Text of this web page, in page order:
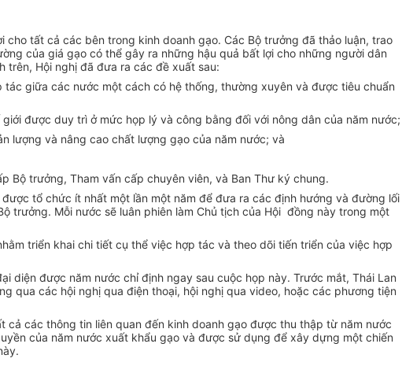
tất cả các bên trong kinh doanh gạo. Các Bộ trưởng đã thảo luận, trao
của giá gạo có thể gây ra những hậu quả bất lợi cho những người dân
Hội nghị đã đưa ra các đề xuất sau:
giữa các nước một cách có hệ thống, thường xuyên và được tiêu chuẩn
được duy trì ở mức họp lý và công bằng đối với nông dân của năm nước;
lượng và nâng cao chất lượng gạo của năm nước; và
Bộ trưởng, Tham vấn cấp chuyên viên, và Ban Thư ký chung.
tổ chức ít nhất một lần một năm để đưa ra các định hướng và đường lối
trưởng. Mỗi nước sẽ luân phiên làm Chủ tịch của Hội đồng này trong một
triển khai chi tiết cụ thể việc hợp tác và theo dõi tiến triển của việc hợp
diện được năm nước chỉ định ngay sau cuộc họp này. Trước mắt, Thái Lan
qua các hội nghị qua điện thoại, hội nghị qua video, hoặc các phương tiện
các thông tin liên quan đến kinh doanh gạo được thu thập từ năm nước
của năm nước xuất khẩu gạo và được sử dụng để xây dựng một chiến